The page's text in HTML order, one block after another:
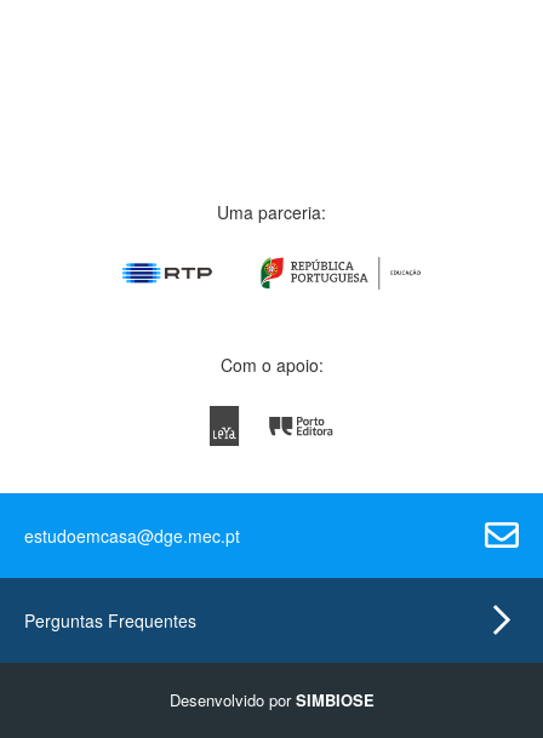
Uma parceria:
Com o apoio:
estudoemcasa@dge.mec.pt
Perguntas Frequentes
Desenvolvido porSIMBIOSE